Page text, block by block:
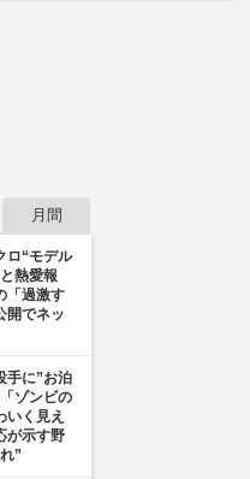
月間
ロ“モデル
熱愛報
「過激す
開でネッ
手に”お泊
ゾンビの
いく見え
が示す野
”